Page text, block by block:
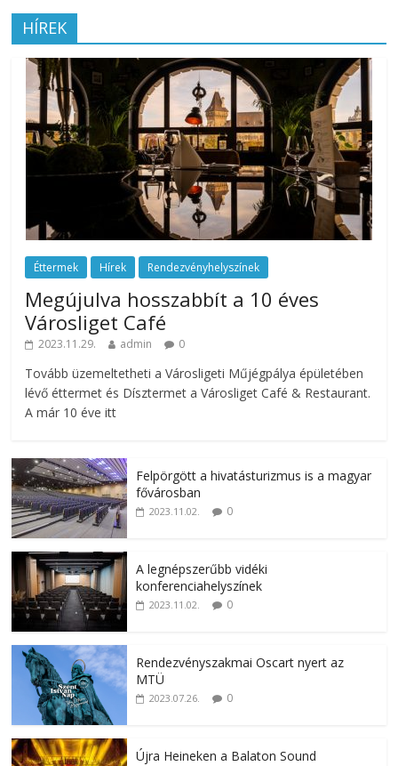
HÍREK
Éttermek Hírek Rendezvényhelyszínek
Megújulva hosszabbít a 10 éves
Városliget Café
2023.11.29. admin 0
Tovább üzemeltetheti a Városligeti Műjégpálya épületében
lévő éttermet és Dísztermet a Városliget Café & Restaurant.
A már 10 éve itt
Felpörgött a hivatásturizmus is a magyar
fővárosban
2023.11.02. 0
A legnépszerűbb vidéki
konferenciahelyszínek
2023.11.02. 0
Rendezvényszakmai Oscart nyert az
MTÜ
2023.07.26. 0
Újra Heineken a Balaton Sound